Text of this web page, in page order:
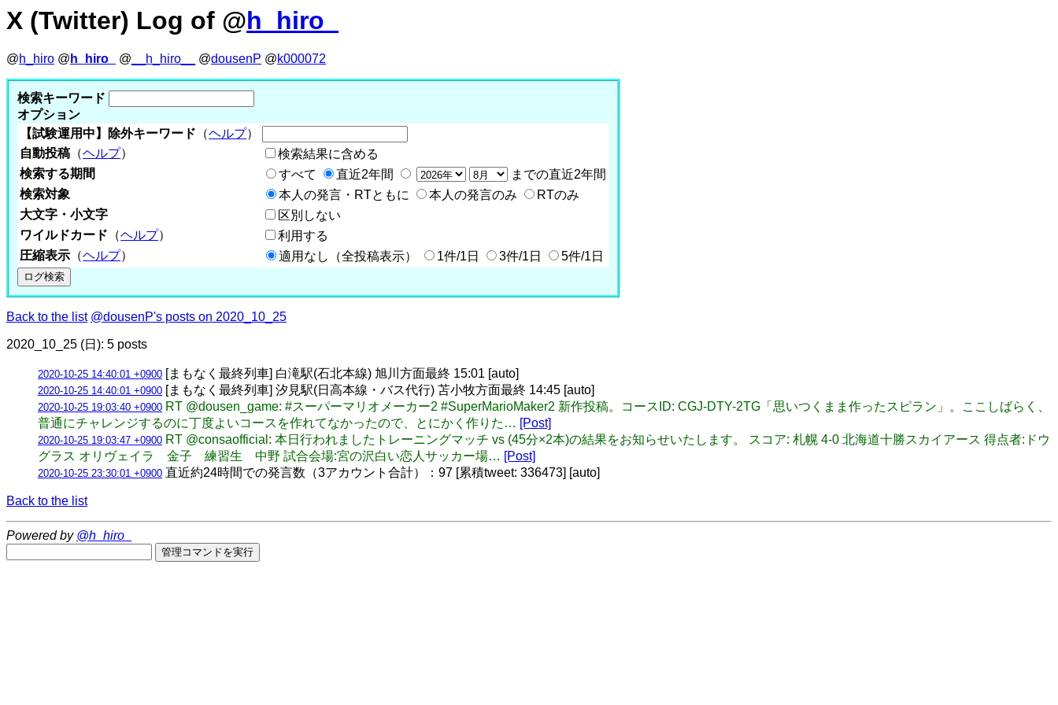
X (Twitter) Log of @h_hiro_
@h_hiro @ h_hiro_ @ __h_hiro__ @dousenP @k000072
検索キーワード
オプション
【試験運用中】除外キーワード （ヘルプ）
自動投稿 （ヘルプ）
検索結果に含める
検索する期間
すべて 直近2年間
までの直近2年間
検索対象
本人の発言・RTともに 本人の発言のみ
RTのみ
大文字・小文字
区別しない
ワイルドカード （ヘルプ）
利用する
圧縮表示 （ヘルプ） 適用なし（全投稿表示） 1件/1日 3件/1日 5件/1日
Back to the list @dousenP's posts on 2020_10_25
2020_10_25 (日): 5 posts
2020-10-25 14:40:01 +0900 [まもなく最終列車] 白滝駅(石北本線) 旭川方面最終 15:01 [auto]
2020-10-25 14:40:01 +0900 [まもなく最終列車] 汐見駅(日高本線・バス代行) 苫小牧方面最終 14:45 [auto]
2020-10-25 19:03:40 +0900 RT @dousen_game: #スーパーマリオメーカー2 #SuperMarioMaker2 新作投稿。コースID: CGJ-DTY-2TG「思いつくまま作ったスピラン」。ここしばらく、
普通にチャレンジするのに丁度よいコースを作れてなかったので、とにかく作りた… [Post]
2020-10-25 19:03:47 +0900 RT @consaofficial: 本日行われましたトレーニングマッチ vs (45分×2本)の結果をお知らせいたします。 スコア: 札幌 4-0 北海道十勝スカイアース 得点者:ドウ
グラス オリヴェイラ 金子 練習生 中野 試合会場:宮の沢白い恋人サッカー場… [Post]
2020-10-25 23:30:01 +0900 直近約24時間での発言数（3アカウント合計）：97 [累積tweet: 336473] [auto]
Back to the list
Powered by @h_hiro_